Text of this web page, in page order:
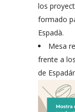
los
formado
Espadà.
Mesa
frente a
de